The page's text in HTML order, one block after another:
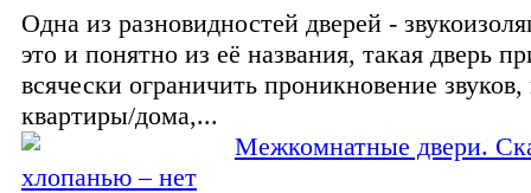
Одна из разновидностей дверей -
это и понятно из её названия, такая дверь
всячески ограничить проникновение звуков,
квартиры/дома,...
Межкомнатные двери.
хлопанью – нет